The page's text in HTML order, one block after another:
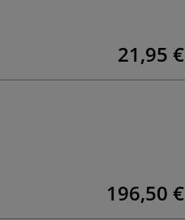
21,95 €
196,50 €